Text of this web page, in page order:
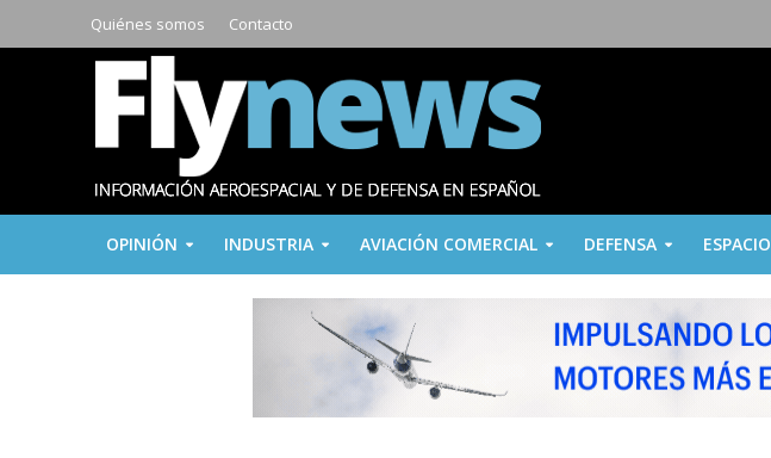
Quiénes somos Contacto
OPINIÓN INDUSTRIA AVIACIÓN COMERCIAL DEFENSA ESPACIO